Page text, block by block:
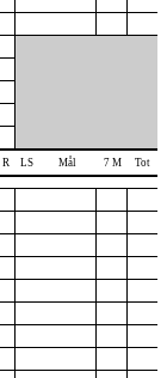
R LS Mål 7 M Tot